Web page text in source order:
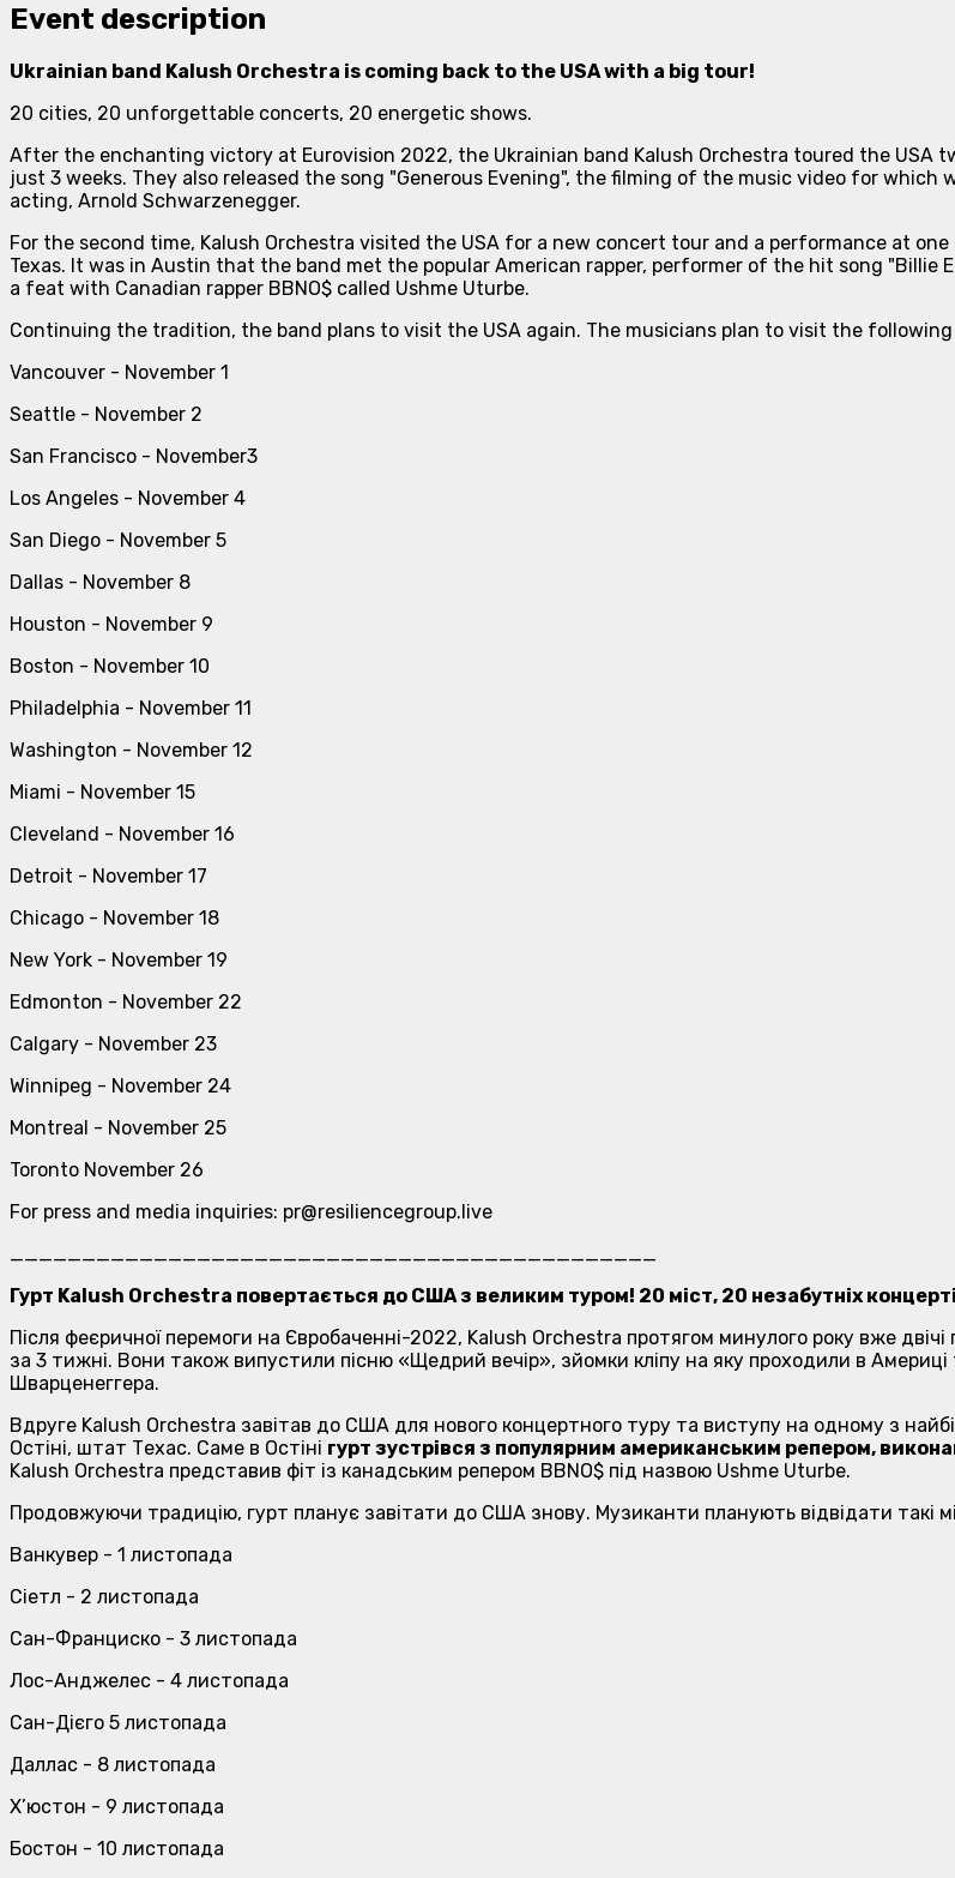
Event description
Ukrainian band Kalush Orchestra is coming back to the USA with a big tour!
20 cities, 20 unforgettable concerts, 20 energetic shows.
After the enchanting victory at Eurovision 2022, the Ukrainian band Kalush Orchestra toured the USA
just 3 weeks. They also released the song "Generous Evening", the filming of the music video for
acting, Arnold Schwarzenegger.
For the second time, Kalush Orchestra visited the USA for a new concert tour and a performance at
Texas. It was in Austin that the band met the popular American rapper, performer of the hit song "Billie
a feat with Canadian rapper BBNO$ called Ushme Uturbe.
Continuing the tradition, the band plans to visit the USA again. The musicians plan to visit the
Vancouver - November 1
Seattle - November 2
San Francisco - November3
Los Angeles - November 4
San Diego - November 5
Dallas - November 8
Houston - November 9
Boston - November 10
Philadelphia - November 11
Washington - November 12
Miami - November 15
Cleveland - November 16
Detroit - November 17
Chicago - November 18
New York - November 19
Edmonton - November 22
Calgary - November 23
Winnipeg - November 24
Montreal - November 25
Toronto November 26
For press and media inquiries: pr@resiliencegroup.live
_____________________________________________
Гурт Kalush Orchestra повертається до США з великим туром! 20 міст, 20 незабутніх
Після феєричної перемоги на Євробаченні-2022, Kalush Orchestra протягом минулого року вже
за 3 тижні. Вони також випустили пісню «Щедрий вечір», зйомки кліпу на яку проходили в
Шварценеггера.
Вдруге Kalush Orchestra завітав до США для нового концертного туру та виступу на одному з
Остіні, штат Техас. Саме в Остіні гурт зустрівся з популярним американським репером,
Kalush Orchestra представив фіт із канадським репером BBNO$ під назвою Ushme Uturbe.
Продовжуючи традицію, гурт планує завітати до США знову. Музиканти планують відвідати такі
Ванкувер - 1 листопада
Сіетл - 2 листопада
Сан-Франциско - 3 листопада
Лос-Анджелес - 4 листопада
Сан-Дієго 5 листопада
Даллас - 8 листопада
Х’юстон - 9 листопада
Бостон - 10 листопада